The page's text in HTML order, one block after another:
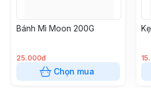
Bánh Mì Moon 200G
25.000đ
Chọn mua